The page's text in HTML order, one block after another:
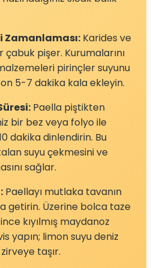
Zamanlaması: Karides ve
pişer. Kurumalarını
pirinçler suyunu
5-7 dakika kala ekleyin.
Paella piştikten
bir bez veya folyo ile
dakika dinlendirin. Bu
suyu çekmesini ve
sağlar.
Paellayı mutlaka tavanın
getirin. Üzerine bolca taze
kıyılmış maydanoz
yapın; limon suyu deniz
taşır.